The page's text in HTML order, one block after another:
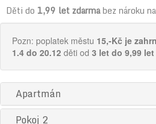
Děti do 1,99 let zdarmabez nároku
Pozn: poplatek městu 15,-Kč je
1.4 do 20.12 děti od 3 let do 9,99
Apartmán
Pokoj 2